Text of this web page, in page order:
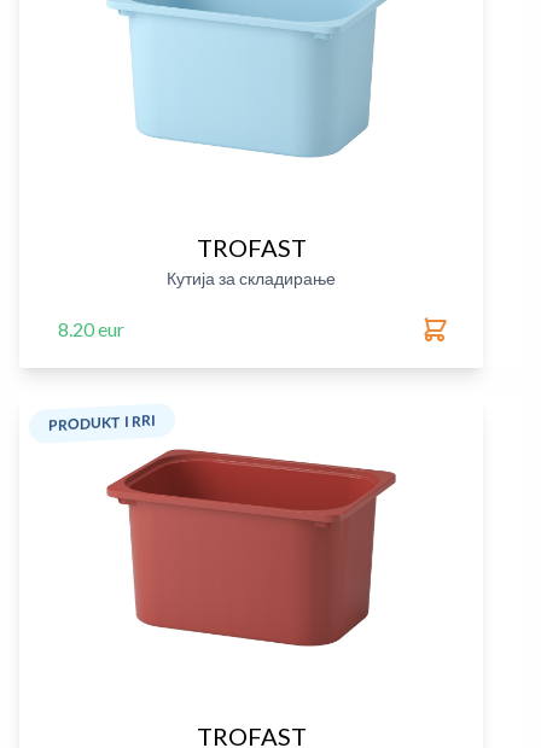
TROFAST
Кутија за складирање
8.20 eur
PRODUKT I RRI
TROFAST